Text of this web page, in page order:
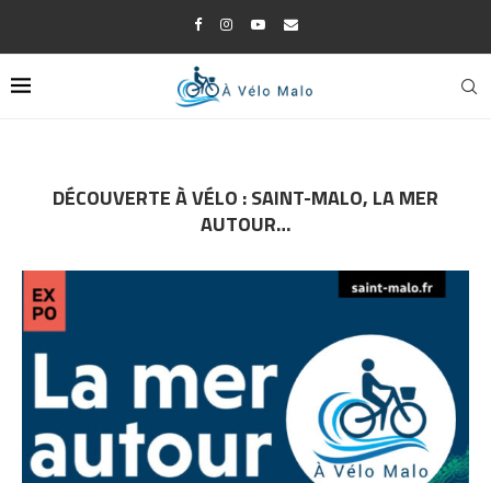
DÉCOUVERTE À VÉLO : SAINT-MALO, LA MER
AUTOUR…